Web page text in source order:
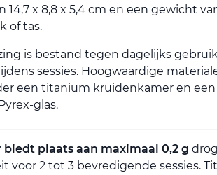
x 8,8 x 5,4 cm en een gewicht
of tas.
is bestand tegen dagelijks
sessies. Hoogwaardige
een titanium kruidenkamer en
glas.
plaats aan maximaal 0,2 g
voor 2 tot 3 bevredigende sessies.